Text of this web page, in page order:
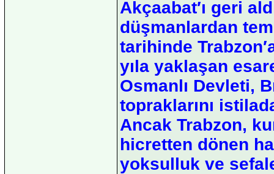
Akçaabat′ı geri
düşmanlardan
tarihinde
yıla yaklaşan
Osmanlı Devleti,
topraklarını
Ancak Trabzon,
hicretten dönen
yoksulluk ve